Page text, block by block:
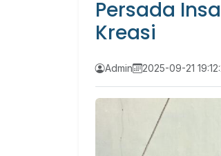
Persada
Kreasi
Admin 2025-09-21